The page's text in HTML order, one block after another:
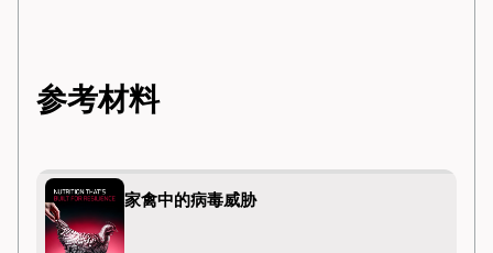
参考材料
家禽中的病毒威胁